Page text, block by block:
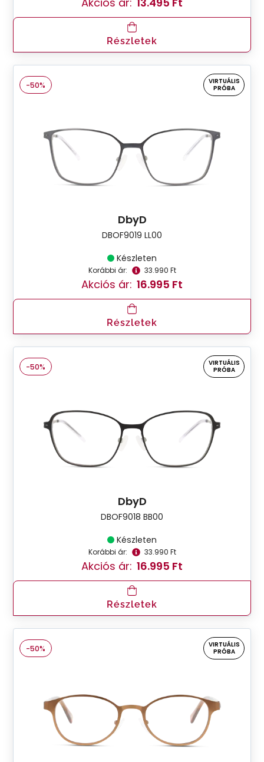
Részletek
-50%
VIRTUÁLIS
PRÓBA
DbyD
DBOF9019 LL00
Készleten
Korábbi ár: 33.990 Ft
Akciós ár: 16.995 Ft
Részletek
-50%
VIRTUÁLIS
PRÓBA
DbyD
DBOF9018 BB00
Készleten
Korábbi ár: 33.990 Ft
Akciós ár: 16.995 Ft
Részletek
-50%
VIRTUÁLIS
PRÓBA